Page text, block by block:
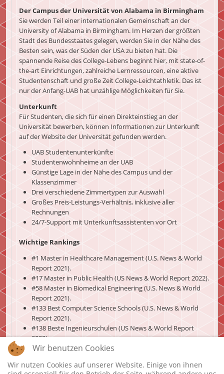
Der Campus der Universität von Alabama in Birmingham
Sie werden Teil einer internationalen Gemeinschaft an der
University of Alabama in Birmingham. Im Herzen der größten
Stadt des Bundesstaates gelegen, werden Sie in der Nähe des
Besten sein, was der Süden der USA zu bieten hat. Die
spannende Reise des College-Lebens beginnt hier, mit state-of-
the-art Einrichtungen, zahlreiche Lernressourcen, eine aktive
Studentenschaft und große Zeit College-Leichtathletik. Das ist
nur der Anfang-UAB hat unzählige Möglichkeiten für Sie.
Unterkunft
Für Studenten, die sich für einen Direkteinstieg an der
Universität bewerben, können Informationen zur Unterkunft
auf der Website der Universität gefunden werden.
UAB Studentenunterkünfte
Studentenwohnheime an der UAB
Günstige Lage in der Nähe des Campus und der
Klassenzimmer
Drei verschiedene Zimmertypen zur Auswahl
Großes Preis-Leistungs-Verhältnis, inklusive aller
Rechnungen
24/7-Support mit Unterkunftsassistenten vor Ort
Wichtige Rankings
#1 Master in Healthcare Management (U.S. News & World
Report 2021).
#17 Master in Public Health (US News & World Report 2022).
#58 Master in Biomedical Engineering (U.S. News & World
Report 2021).
#133 Best Computer Science Schools (U.S. News & World
Report 2021).
#138 Beste Ingenieurschulen (US News & World Report
2022).
Wir benutzen Cookies
Wir nutzen Cookies auf unserer Website. Einige von ihnen